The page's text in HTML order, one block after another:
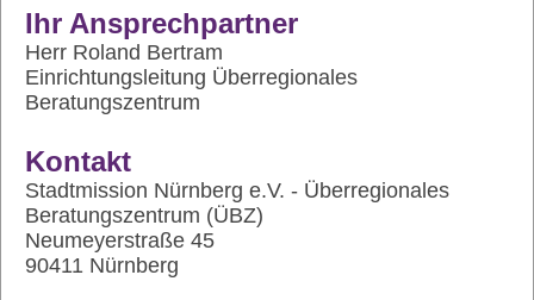
Ihr Ansprechpartner
Herr Roland Bertram
Einrichtungsleitung Überregionales
Beratungszentrum
Kontakt
Stadtmission Nürnberg e.V. - Überregionales
Beratungszentrum (ÜBZ)
Neumeyerstraße 45
90411 Nürnberg